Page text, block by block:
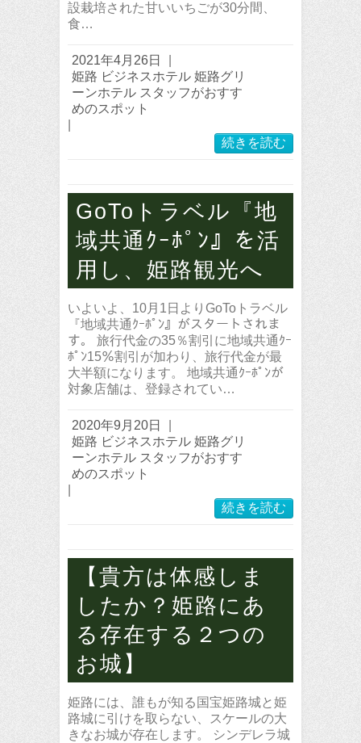
設栽培された甘いいちごが30分間、
食…
2021年4月26日
姫路 ビジネスホテル 姫路グリ
ーンホテル スタッフがおすす
めのスポット
続きを読む
GoToトラベル『地
域共通ｸｰﾎﾟﾝ』を活
用し、姫路観光へ
いよいよ、10月1日よりGoToトラベル
『地域共通ｸｰﾎﾟﾝ』がスタートされま
す。 旅行代金の35％割引に地域共通ｸｰ
ﾎﾟﾝ15％割引が加わり、旅行代金が最
大半額になります。 地域共通ｸｰﾎﾟﾝが
対象店舗は、登録されてい…
2020年9月20日
姫路 ビジネスホテル 姫路グリ
ーンホテル スタッフがおすす
めのスポット
続きを読む
【貴方は体感しま
したか？姫路にあ
る存在する２つの
お城】
姫路には、誰もが知る国宝姫路城と姫
路城に引けを取らない、スケールの大
きなお城が存在します。 シンデレラ城